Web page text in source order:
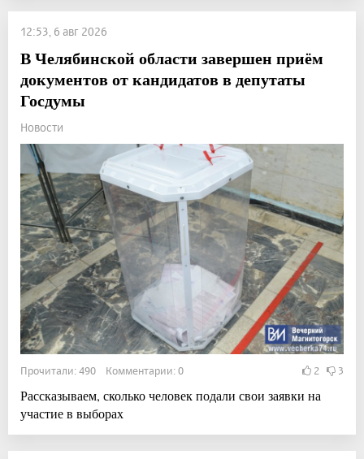
12:53, 6 авг 2026
В Челябинской области завершен приём
документов от кандидатов в депутаты
Госдумы
Новости
Прочитали: 490 Комментарии: 0 2 3
Рассказываем, сколько человек подали свои заявки на
участие в выборах